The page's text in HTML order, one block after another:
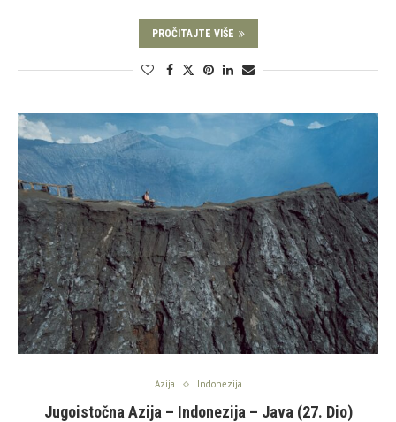
PROČITAJTE VIŠE
Azija Indonezija
Jugoistočna Azija – Indonezija – Java (27. Dio)